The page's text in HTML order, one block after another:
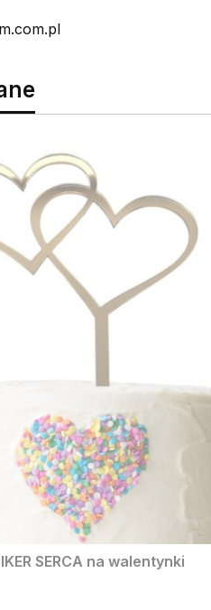
SERCA na walentynki